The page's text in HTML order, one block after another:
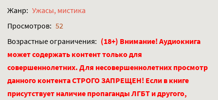
Жанр: Ужасы, мистика
Просмотров: 52
Возрастные ограничения: (18+) Внимание! Аудиокнига
может содержать контент только для
совершеннолетних. Для несовершеннолетних просмотр
данного контента СТРОГО ЗАПРЕЩЕН! Если в книге
присутствует наличие пропаганды ЛГБТ и другого,